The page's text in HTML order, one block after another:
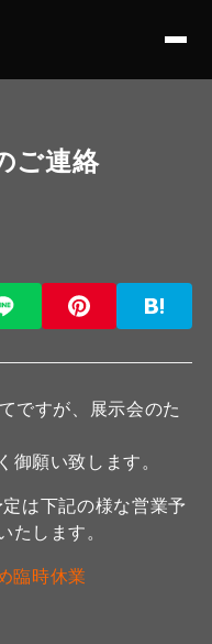
ご連絡
ですが、展示会のた
御願い致します。
は下記の様な営業予
たします。
臨時休業